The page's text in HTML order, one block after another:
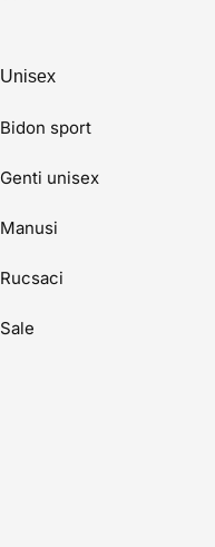
Unisex
Bidon sport
Genti unisex
Manusi
Rucsaci
Sale